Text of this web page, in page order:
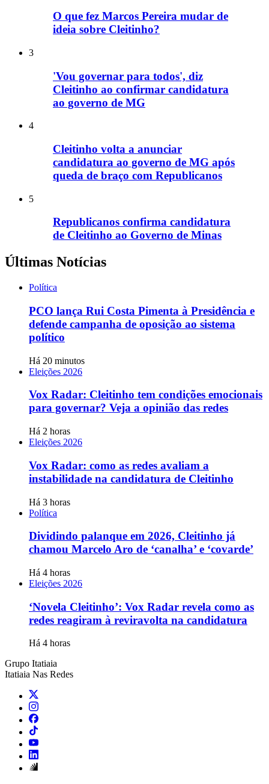
O que fez Marcos Pereira mudar de
ideia sobre Cleitinho?
3
'Vou governar para todos', diz
Cleitinho ao confirmar candidatura
ao governo de MG
4
Cleitinho volta a anunciar
candidatura ao governo de MG após
queda de braço com Republicanos
5
Republicanos confirma candidatura
de Cleitinho ao Governo de Minas
Últimas Notícias
Política
PCO lança Rui Costa Pimenta à Presidência e
defende campanha de oposição ao sistema
político
Há 20 minutos
Eleições 2026
Vox Radar: Cleitinho tem condições emocionais
para governar? Veja a opinião das redes
Há 2 horas
Eleições 2026
Vox Radar: como as redes avaliam a
instabilidade na candidatura de Cleitinho
Há 3 horas
Política
Dividindo palanque em 2026, Cleitinho já
chamou Marcelo Aro de ‘canalha’ e ‘covarde’
Há 4 horas
Eleições 2026
‘Novela Cleitinho’: Vox Radar revela como as
redes reagiram à reviravolta na candidatura
Há 4 horas
Grupo Itatiaia
Itatiaia Nas Redes